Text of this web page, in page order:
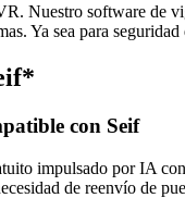
Nuestro software de
Ya sea para
con Seif
impulsado por IA
de reenvío de